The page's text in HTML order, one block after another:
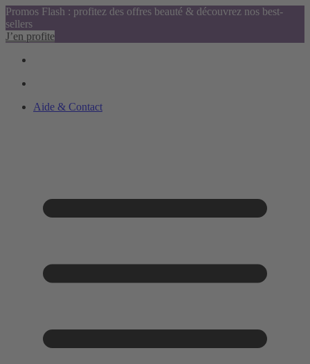
Promos Flash : profitez des offres beauté & découvrez nos best-
sellers
J’en profite
Aide & Contact